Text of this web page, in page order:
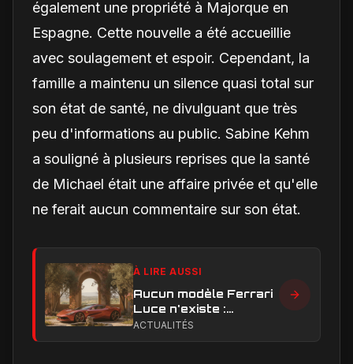
également une propriété à Majorque en
Espagne. Cette nouvelle a été accueillie
avec soulagement et espoir. Cependant, la
famille a maintenu un silence quasi total sur
son état de santé, ne divulguant que très
peu d'informations au public. Sabine Kehm
a souligné à plusieurs reprises que la santé
de Michael était une affaire privée et qu'elle
ne ferait aucun commentaire sur son état.
À LIRE AUSSI
Aucun modèle Ferrari
Luce n'existe :
clarification sur les
ACTUALITÉS